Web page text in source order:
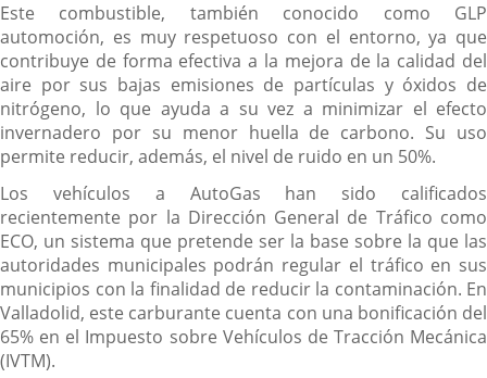
Este combustible, también conocido como GLP
automoción, es muy respetuoso con el entorno, ya que
contribuye de forma efectiva a la mejora de la calidad del
aire por sus bajas emisiones de partículas y óxidos de
nitrógeno, lo que ayuda a su vez a minimizar el efecto
invernadero por su menor huella de carbono. Su uso
permite reducir, además, el nivel de ruido en un 50%.
Los vehículos a AutoGas han sido calificados
recientemente por la Dirección General de Tráfico como
ECO, un sistema que pretende ser la base sobre la que las
autoridades municipales podrán regular el tráfico en sus
municipios con la finalidad de reducir la contaminación. En
Valladolid, este carburante cuenta con una bonificación del
65% en el Impuesto sobre Vehículos de Tracción Mecánica
(IVTM).